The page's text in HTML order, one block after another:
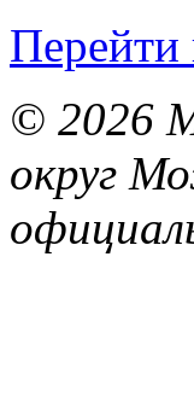
Перейти
© 2026
округ